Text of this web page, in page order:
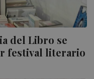
del Libro se
festival literario